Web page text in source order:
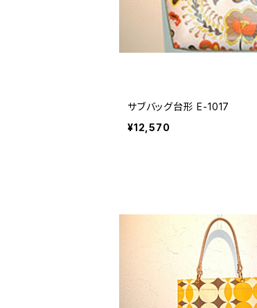
サブバッグ台形 E-1017
¥12,570